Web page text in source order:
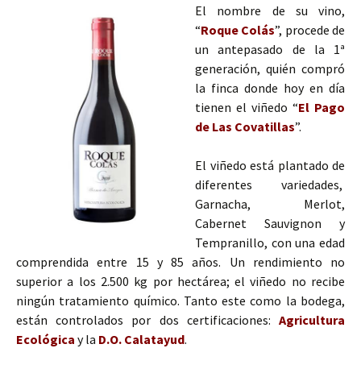
El nombre de su vino,
“Roque Colás”, procede de
un antepasado de la 1ª
generación, quién compró
la finca donde hoy en día
tienen el viñedo “El Pago
de Las Covatillas”.
El viñedo está plantado de
diferentes variedades,
Garnacha, Merlot,
Cabernet Sauvignon y
Tempranillo, con una edad
comprendida entre 15 y 85 años. Un rendimiento no
superior a los 2.500 kg por hectárea; el viñedo no recibe
ningún tratamiento químico. Tanto este como la bodega,
están controlados por dos certificaciones: Agricultura
Ecológica y la D.O. Calatayud.